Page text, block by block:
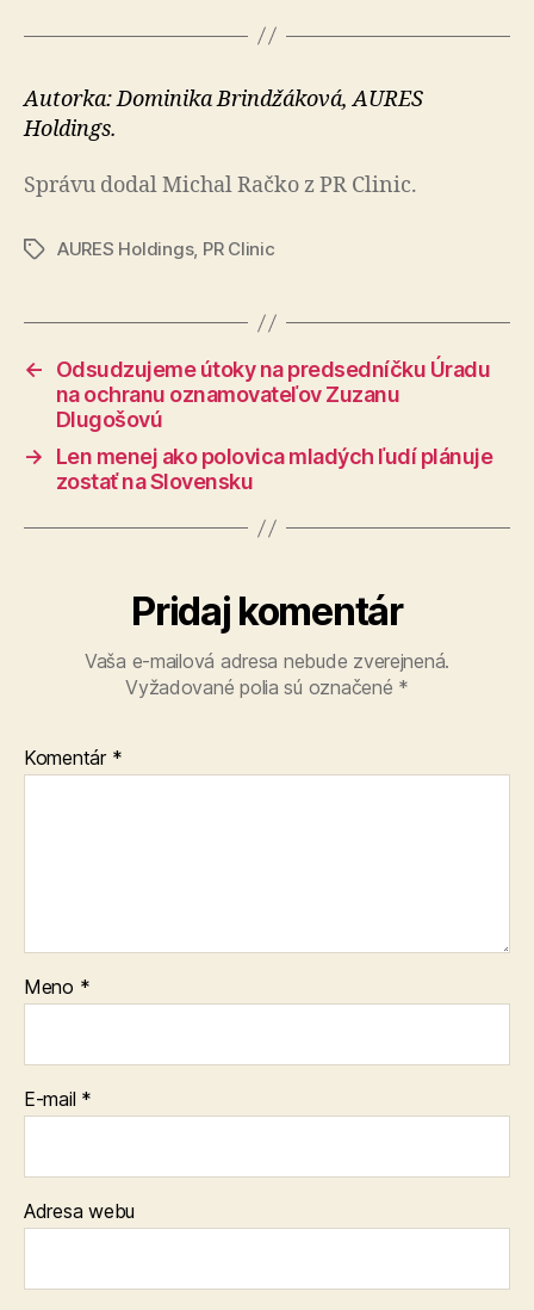
Autorka: Dominika Brindžáková, AURES
Holdings.
Správu dodal Michal Račko z PR Clinic.
ZnačkyAURES Holdings, PR Clinic
←
Odsudzujeme útoky na predsedníčku Úradu
na ochranu oznamovateľov Zuzanu
Dlugošovú
→
Len menej ako polovica mladých ľudí plánuje
zostať na Slovensku
Pridaj komentár
Vaša e-mailová adresa nebude zverejnená.
Vyžadované polia sú označené *
Komentár *
Meno *
E-mail *
Adresa webu